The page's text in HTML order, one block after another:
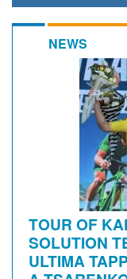
NEWS
TOUR OF
SOLUTION
ULTIMA